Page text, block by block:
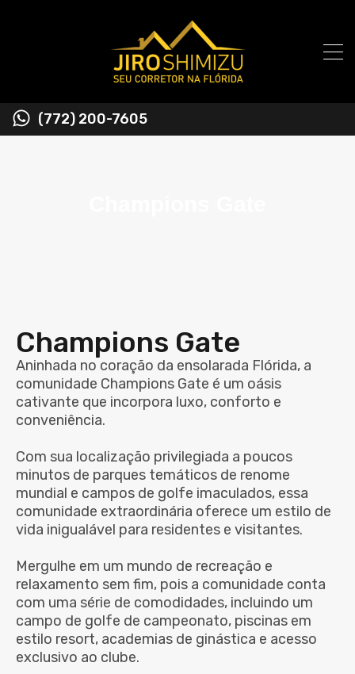
(772) 200-7605
Champions Gate​
Aninhada no coração da ensolarada Flórida, a
comunidade Champions Gate é um oásis
cativante que incorpora luxo, conforto e
conveniência.
Com sua localização privilegiada a poucos
minutos de parques temáticos de renome
mundial e campos de golfe imaculados, essa
comunidade extraordinária oferece um estilo de
vida inigualável para residentes e visitantes.
Mergulhe em um mundo de recreação e
relaxamento sem fim, pois a comunidade conta
com uma série de comodidades, incluindo um
campo de golfe de campeonato, piscinas em
estilo resort, academias de ginástica e acesso
exclusivo ao clube.